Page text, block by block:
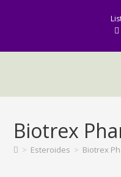
Biotrex
> Esteroides > Biotrex